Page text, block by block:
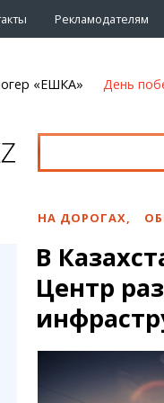
Рекламодателям
Афиша
Театры
Спорт
Выставки
Цирк и зоопарк
Web-камеры
«ЕШКА» День
НА ДОРОГАХ,
В
Центр